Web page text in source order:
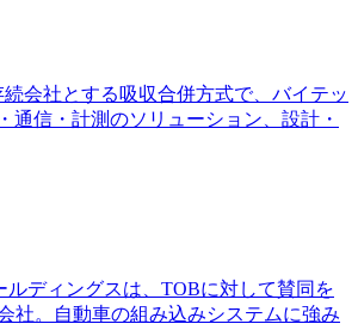
会社とする吸収合併方式で、バイテッ
信・計測のソリューション、設計・
ディングスは、TOBに対して賛同を
社。自動車の組み込みシステムに強み